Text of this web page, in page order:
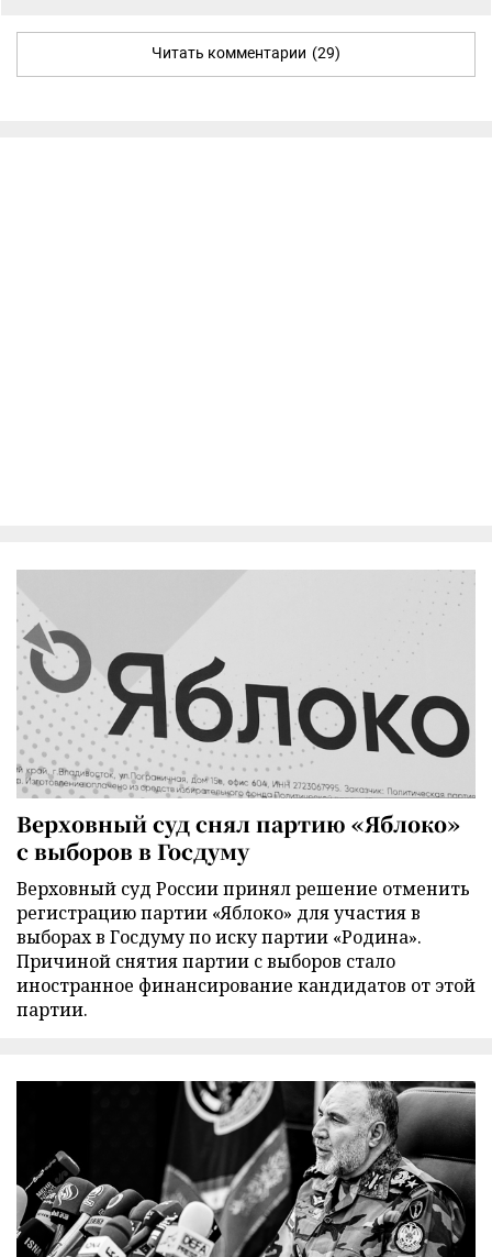
Читать комментарии (29)
Верховный суд снял партию «Яблоко»
с выборов в Госдуму
Верховный суд России принял решение отменить
регистрацию партии «Яблоко» для участия в
выборах в Госдуму по иску партии «Родина».
Причиной снятия партии с выборов стало
иностранное финансирование кандидатов от этой
партии.